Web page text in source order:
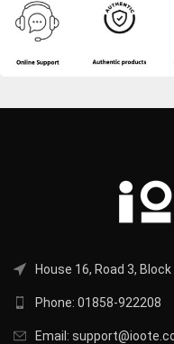
House 16, Road 3,
Phone: 01858-922208
Email: